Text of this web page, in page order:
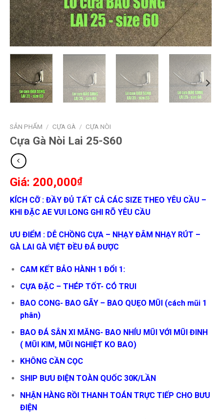
SẢN PHẨM / CỰA GÀ / CỰA NÒI
Cựa Gà Nòi Lai 25-S60
200,000₫
KÍCH CỠ : ĐẦY ĐỦ TẤT CẢ CÁC SIZE THEO YÊU CẦU –
KHI ĐẶC AE VUI LONG GHI RÕ YÊU CẦU
ƯU ĐIỂM : DỄ CHỒNG CỰA – NHẠY ĐÂM NHẠY RÚT –
GÀ LAI GÀ VIỆT ĐỀU ĐÁ ĐƯỢC
CAM KẾT BẢO HÀNH 1 ĐỔI 1:
CỰA ĐẶC – THÉP TỐT- CÓ TRUI
BAO CONG- BAO GÃY – BAO QUẸO MŨI (cách mũi 1
phân)
BAO ĐÁ SÂN XI MĂNG- BAO NHÍU MŨI VỚI MŨI ĐINH
( MŨI KIM, MŨI NGHIỆT KO BAO)
KHÔNG CẦN CỌC
SHIP BƯU ĐIỆN TOÀN QUỐC 30K/LẦN
NHẬN HÀNG RỒI THANH TOÁN TRỰC TIẾP CHO BƯU
ĐIỆN